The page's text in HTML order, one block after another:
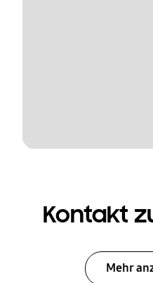
Kontakt
Mehr